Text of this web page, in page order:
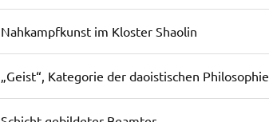
Nahkampfkunst im Kloster Shaolin
„Geist“, Kategorie der daoistischen Philosophie